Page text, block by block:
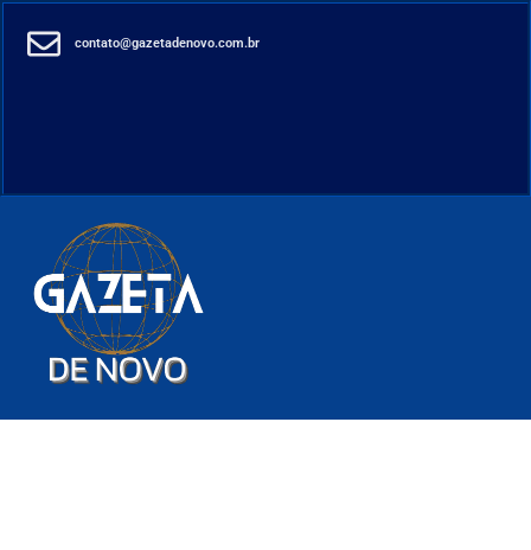
contato@gazetadenovo.com.br